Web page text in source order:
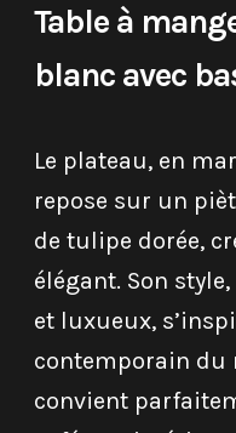
Table à
blanc avec
Le plateau, en
repose sur un
de tulipe dorée,
élégant. Son
et luxueux,
contemporain du
convient